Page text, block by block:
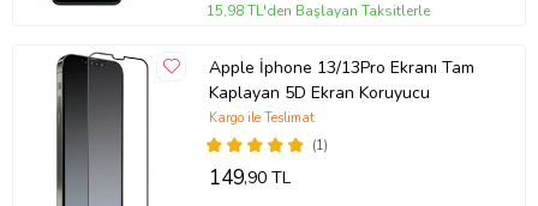
15,98 TL'den Başlayan Taksitlerle
Apple İphone 13/13Pro Ekranı Tam
Kaplayan 5D Ekran Koruyucu
(1)
Kargo ile Teslimat
149,90 TL